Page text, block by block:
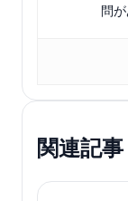
問
関連記事